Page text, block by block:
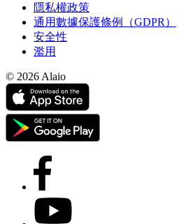
隱私權政策
通用數據保護條例（GDPR）
安全性
濫用
© 2026 Alaio